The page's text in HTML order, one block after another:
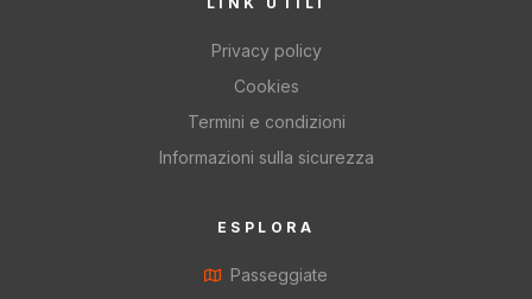
ESPLORA
Passeggiate
Privacy policy
Cookies
Termini e condizioni
Informazioni sulla sicurezza